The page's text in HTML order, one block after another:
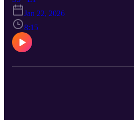
verden! Sammen med Satellytten
bakterier, der bor på huden og passer
superhelte. Vi tager også ned gennem
nerverne, der gør, at du kan mærke
ved lytning: Lav en hud-tegning hvor
– det ydre lag med døde hudceller,
manus: Lisa Bay & Karen Brüel
Asger Wegeberg Jeppesen. Mininaut
Jan 22, 2026
8:15